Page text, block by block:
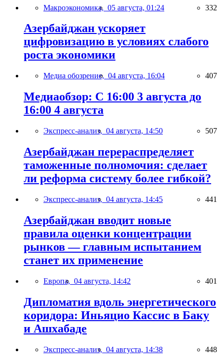
Макроэкономика, 05 августа, 01:24 332
Азербайджан ускоряет
цифровизацию в условиях слабого
роста экономики
Медиа обозрение, 04 августа, 16:04 407
Медиаобзор: С 16:00 3 августа до
16:00 4 августа
Экспресс-анализ, 04 августа, 14:50 507
Азербайджан перераспределяет
таможенные полномочия: сделает
ли реформа систему более гибкой?
Экспресс-анализ, 04 августа, 14:45 441
Азербайджан вводит новые
правила оценки концентрации
рынков — главным испытанием
станет их применение
Европа, 04 августа, 14:42 401
Дипломатия вдоль энергетического
коридора: Иньяцио Кассис в Баку
и Ашхабаде
Экспресс-анализ, 04 августа, 14:38 448